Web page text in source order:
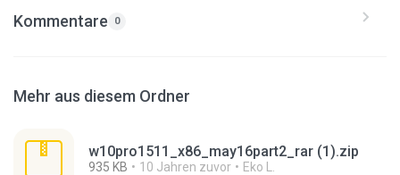
Kommentare 0
Mehr aus diesem Ordner
w10pro1511_x86_may16part2_rar (1).zip
935 KB 10 Jahren zuvor Eko L.